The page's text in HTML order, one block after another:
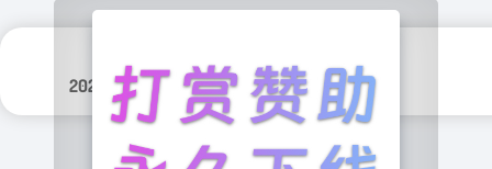
2025年 2月 1日
游戏
NSFW